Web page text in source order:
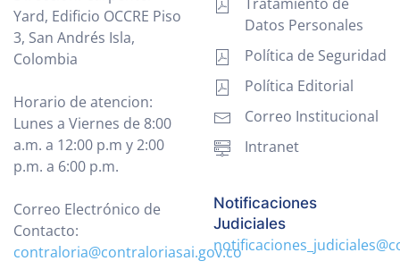
Yard, Edificio OCCRE Piso
3, San Andrés Isla,
Colombia
Horario de atencion:
Lunes a Viernes de 8:00
a.m. a 12:00 p.m y 2:00
p.m. a 6:00 p.m.
Correo Electrónico de
Contacto:
contraloria@contraloriasai.gov.co
Datos Personales
Política de Seguridad
Política Editorial
Correo Institucional
Intranet
Notificaciones
Judiciales